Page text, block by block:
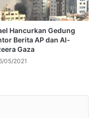
Hancurkan Gedung
Berita AP dan Al-
Gaza
05/2021